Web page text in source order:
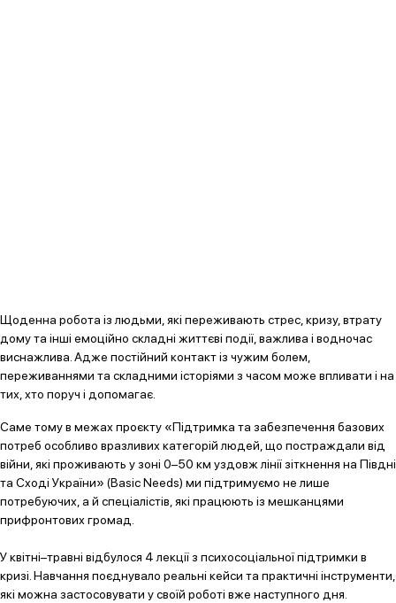
Щоденна робота із людьми, які переживають стрес, кризу, втрату
дому та інші емоційно складні життєві події, важлива і водночас
виснажлива. Адже постійний контакт із чужим болем,
переживаннями та складними історіями з часом може впливати і на
тих, хто поруч і допомагає.
Саме тому в межах проєкту «Підтримка та забезпечення базових
потреб особливо вразливих категорій людей, що постраждали від
війни, які проживають у зоні 0–50 км уздовж лінії зіткнення на Півдні
та Сході України» (Basic Needs) ми підтримуємо не лише
потребуючих, а й спеціалістів, які працюють із мешканцями
прифронтових громад.
У квітні–травні відбулося 4 лекції з психосоціальної підтримки в
кризі. Навчання поєднувало реальні кейси та практичні інструменти,
які можна застосовувати у своїй роботі вже наступного дня.